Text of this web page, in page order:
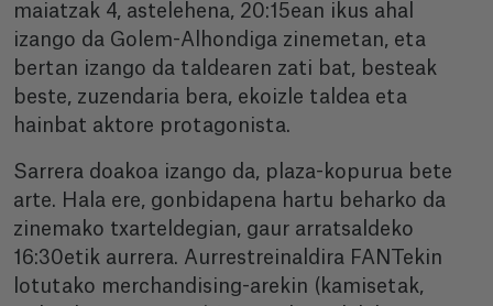
maiatzak 4, astelehena, 20:15ean ikus ahal
izango da Golem-Alhondiga zinemetan, eta
bertan izango da taldearen zati bat, besteak
beste, zuzendaria bera, ekoizle taldea eta
hainbat aktore protagonista.
Sarrera doakoa izango da, plaza-kopurua bete
arte. Hala ere, gonbidapena hartu beharko da
zinemako txarteldegian, gaur arratsaldeko
16:30etik aurrera. Aurrestreinaldira FANTekin
lotutako merchandising-arekin (kamisetak,